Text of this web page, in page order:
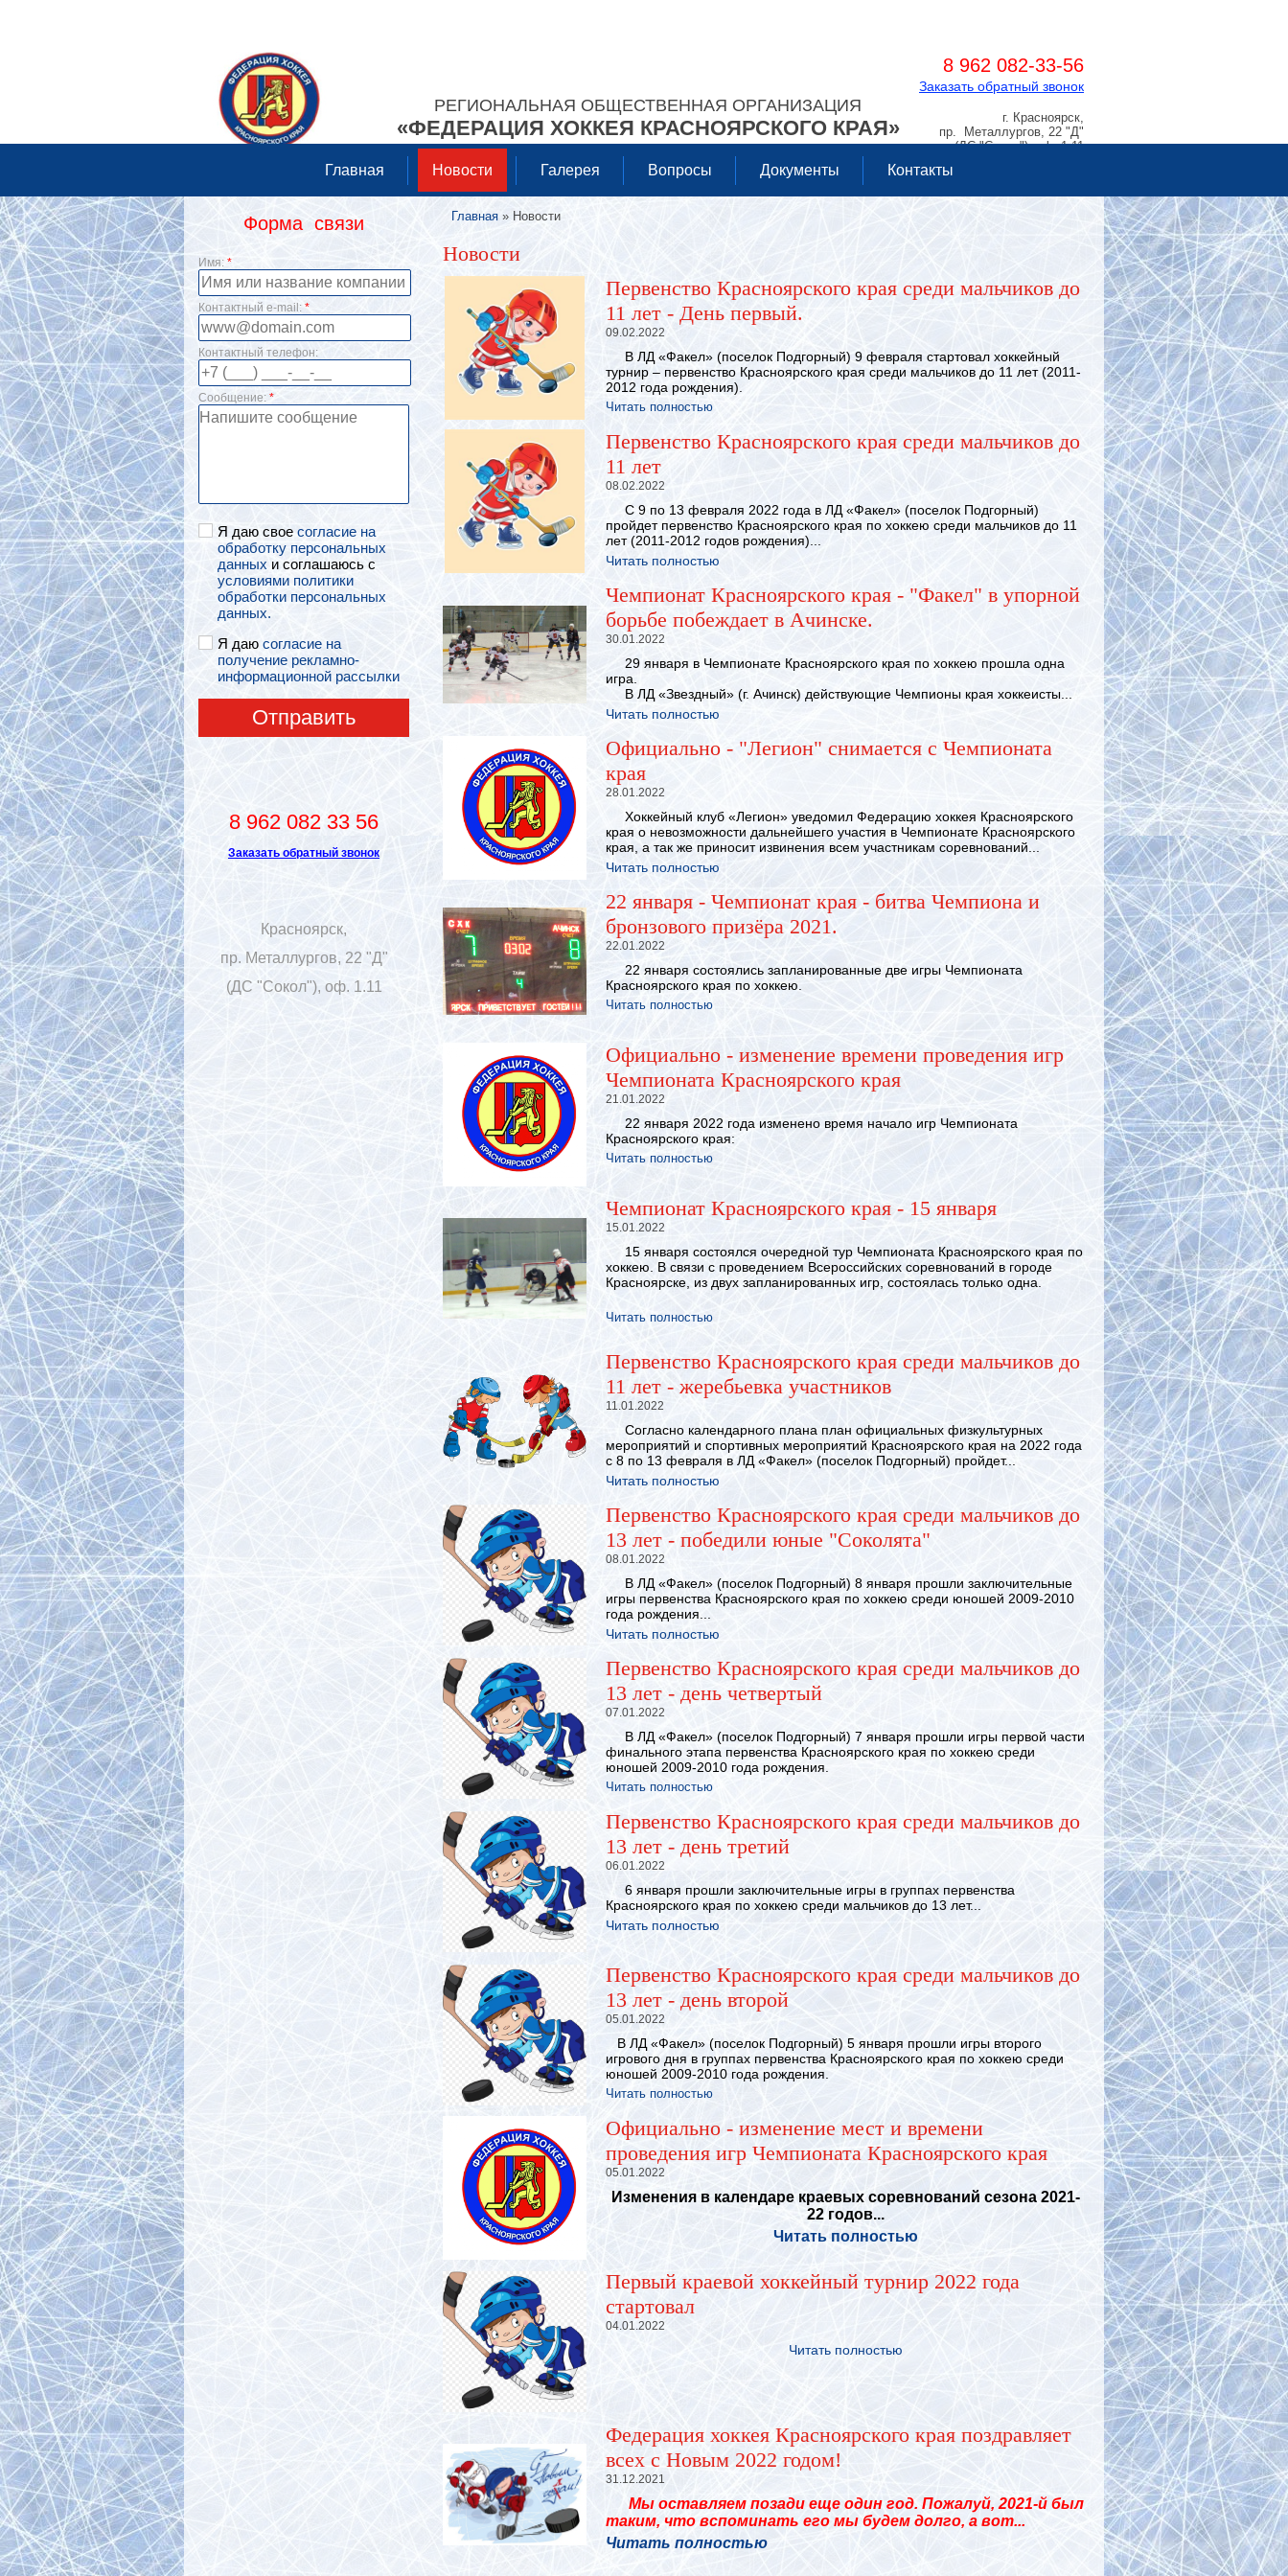
РЕГИОНАЛЬНАЯ ОБЩЕСТВЕННАЯ ОРГАНИЗАЦИЯ
«ФЕДЕРАЦИЯ ХОККЕЯ КРАСНОЯРСКОГО КРАЯ»
8 962 082-33-56
Заказать обратный звонок
г. Красноярск,
пр. Металлургов, 22 "Д"
(ДС "Сокол"), оф. 1.11
Главная Новости Галерея Вопросы Документы Контакты
Форма связи
Имя: *
Контактный e-mail: *
Контактный телефон:
Сообщение: *
Я даю свое согласие на
обработку персональных
данных и соглашаюсь с
условиями политики
обработки персональных
данных.
Я даю согласие на
получение рекламно-
информационной рассылки
Отправить
8 962 082 33 56
Заказать обратный звонок
Красноярск,
пр. Металлургов, 22 "Д"
(ДС "Сокол"), оф. 1.11
Вы здесь
Главная » Новости
Новости
Первенство Красноярского края среди мальчиков до
11 лет - День первый.
09.02.2022
В ЛД «Факел» (поселок Подгорный) 9 февраля стартовал хоккейный
турнир – первенство Красноярского края среди мальчиков до 11 лет (2011-
2012 года рождения).
Читать полностью
Первенство Красноярского края среди мальчиков до
11 лет
08.02.2022
С 9 по 13 февраля 2022 года в ЛД «Факел» (поселок Подгорный)
пройдет первенство Красноярского края по хоккею среди мальчиков до 11
лет (2011-2012 годов рождения)...
Читать полностью
Чемпионат Красноярского края - "Факел" в упорной
борьбе побеждает в Ачинске.
30.01.2022
29 января в Чемпионате Красноярского края по хоккею прошла одна
игра.
В ЛД «Звездный» (г. Ачинск) действующие Чемпионы края хоккеисты...
Читать полностью
Официально - "Легион" снимается с Чемпионата
края
28.01.2022
Хоккейный клуб «Легион» уведомил Федерацию хоккея Красноярского
края о невозможности дальнейшего участия в Чемпионате Красноярского
края, а так же приносит извинения всем участникам соревнований...
Читать полностью
22 января - Чемпионат края - битва Чемпиона и
бронзового призёра 2021.
22.01.2022
22 января состоялись запланированные две игры Чемпионата
Красноярского края по хоккею.
Читать полностью
Официально - изменение времени проведения игр
Чемпионата Красноярского края
21.01.2022
22 января 2022 года изменено время начало игр Чемпионата
Красноярского края:
Читать полностью
Чемпионат Красноярского края - 15 января
15.01.2022
15 января состоялся очередной тур Чемпионата Красноярского края по
хоккею. В связи с проведением Всероссийских соревнований в городе
Красноярске, из двух запланированных игр, состоялась только одна.
Читать полностью
Первенство Красноярского края среди мальчиков до
11 лет - жеребьевка участников
11.01.2022
Согласно календарного плана план официальных физкультурных
мероприятий и спортивных мероприятий Красноярского края на 2022 года
с 8 по 13 февраля в ЛД «Факел» (поселок Подгорный) пройдет...
Читать полностью
Первенство Красноярского края среди мальчиков до
13 лет - победили юные "Соколята"
08.01.2022
В ЛД «Факел» (поселок Подгорный) 8 января прошли заключительные
игры первенства Красноярского края по хоккею среди юношей 2009-2010
года рождения...
Читать полностью
Первенство Красноярского края среди мальчиков до
13 лет - день четвертый
07.01.2022
В ЛД «Факел» (поселок Подгорный) 7 января прошли игры первой части
финального этапа первенства Красноярского края по хоккею среди
юношей 2009-2010 года рождения.
Читать полностью
Первенство Красноярского края среди мальчиков до
13 лет - день третий
06.01.2022
6 января прошли заключительные игры в группах первенства
Красноярского края по хоккею среди мальчиков до 13 лет...
Читать полностью
Первенство Красноярского края среди мальчиков до
13 лет - день второй
05.01.2022
В ЛД «Факел» (поселок Подгорный) 5 января прошли игры второго
игрового дня в группах первенства Красноярского края по хоккею среди
юношей 2009-2010 года рождения.
Читать полностью
Официально - изменение мест и времени
проведения игр Чемпионата Красноярского края
05.01.2022
Изменения в календаре краевых соревнований сезона 2021-
22 годов...
Читать полностью
Первый краевой хоккейный турнир 2022 года
стартовал
04.01.2022
Читать полностью
Федерация хоккея Красноярского края поздравляет
всех с Новым 2022 годом!
31.12.2021
Мы оставляем позади еще один год. Пожалуй, 2021-й был
таким, что вспоминать его мы будем долго, а вот...
Читать полностью